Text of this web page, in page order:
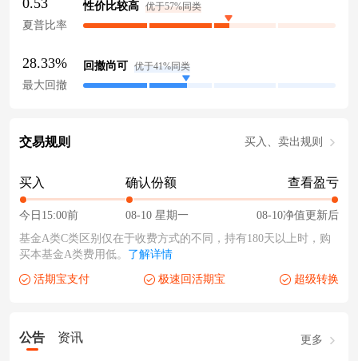
夏普比率
性价比较高 优于57%同类
28.33%
最大回撤
回撤尚可 优于41%同类
交易规则 买入、卖出规则
买入
今日15:00前
确认份额
08-10 星期一
查看盈亏
08-10净值更新后
基金A类C类区别仅在于收费方式的不同，持有180天以上时，购
买本基金A类费用低。 了解详情
活期宝支付 极速回活期宝 超级转换
公告 资讯 更多